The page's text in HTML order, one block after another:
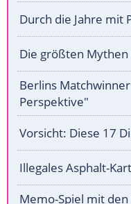
Durch die Jahre mit
Die größten
Berlins
Perspektive"
Vorsicht: Diese 17
Illegales Asphalt-
Memo-Spiel mit